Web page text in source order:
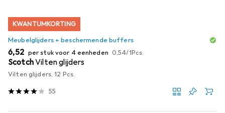
KWANTUMKORTING
Meubelglijders + beschermende buffers
EUR
6,52 per stuk voor 4 eenheden EUR
0,54/1Pcs.
ScotchVilten glijders
Vilten glijders, 12 Pcs.
55